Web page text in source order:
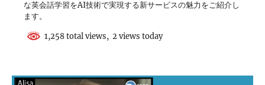
な英会話学習をAI技術で実現する新サービスの魅力をご紹介し
ます。
1,258 total views, 2 views today